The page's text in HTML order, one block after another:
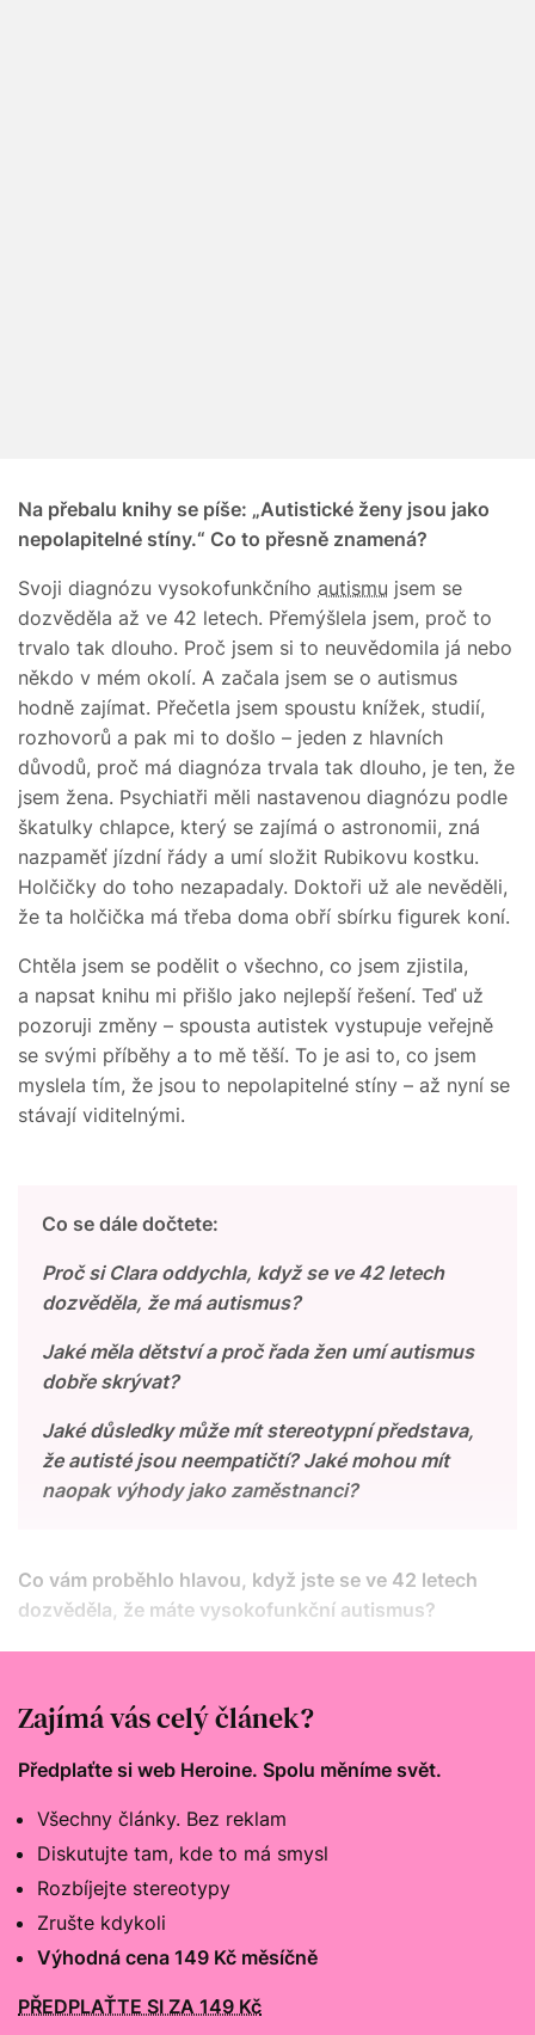
Na přebalu knihy se píše: „Autistické ženy jsou jako
nepolapitelné stíny.“ Co to přesně znamená?
Svoji diagnózu vysokofunkčního autismu jsem se
dozvěděla až ve 42 letech. Přemýšlela jsem, proč to
trvalo tak dlouho. Proč jsem si to neuvědomila já nebo
někdo v mém okolí. A začala jsem se o autismus
hodně zajímat. Přečetla jsem spoustu knížek, studií,
rozhovorů a pak mi to došlo – jeden z hlavních
důvodů, proč má diagnóza trvala tak dlouho, je ten, že
jsem žena. Psychiatři měli nastavenou diagnózu podle
škatulky chlapce, který se zajímá o astronomii, zná
nazpaměť jízdní řády a umí složit Rubikovu kostku.
Holčičky do toho nezapadaly. Doktoři už ale nevěděli,
že ta holčička má třeba doma obří sbírku figurek koní.
Chtěla jsem se podělit o všechno, co jsem zjistila,
a napsat knihu mi přišlo jako nejlepší řešení. Teď už
pozoruji změny – spousta autistek vystupuje veřejně
se svými příběhy a to mě těší. To je asi to, co jsem
myslela tím, že jsou to nepolapitelné stíny – až nyní se
stávají viditelnými.
Co se dále dočtete:
Proč si Clara oddychla, když se ve 42 letech
dozvěděla, že má autismus?
Jaké měla dětství a proč řada žen umí autismus
dobře skrývat?
Jaké důsledky může mít stereotypní představa,
že autisté jsou neempatičtí? Jaké mohou mít
naopak výhody jako zaměstnanci?
Co vám proběhlo hlavou, když jste se ve 42 letech
dozvěděla, že máte vysokofunkční autismus?
Moje první pocity byla úleva a štěstí, skoro až euforie
Zajímá vás celý článek?
Předplaťte si web Heroine. Spolu měníme svět.
Všechny články. Bez reklam
Diskutujte tam, kde to má smysl
Rozbíjejte stereotypy
Zrušte kdykoli
Výhodná cena 149 Kč měsíčně
PŘEDPLAŤTE SI ZA 149 Kč